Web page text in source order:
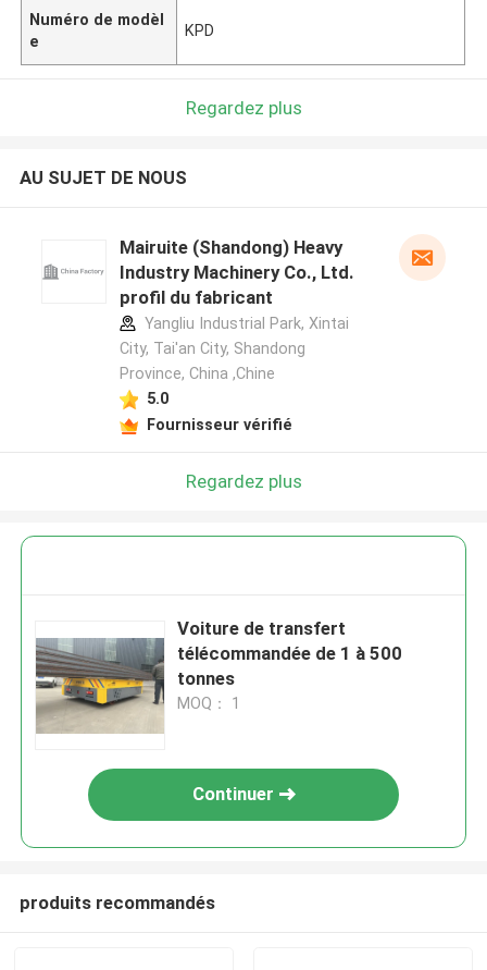
Numéro de modèl
e
KPD
Regardez plus
AU SUJET DE NOUS
Mairuite (Shandong) Heavy
Industry Machinery Co., Ltd.
profil du fabricant
Yangliu Industrial Park, Xintai
City, Tai'an City, Shandong
Province, China ,Chine
5.0
Fournisseur vérifié
Regardez plus
Voiture de transfert
télécommandée de 1 à 500
tonnes
MOQ： 1
Continuer
produits recommandés